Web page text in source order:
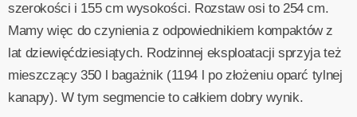
szerokości i 155 cm wysokości. Rozstaw osi to 254 cm.
Mamy więc do czynienia z odpowiednikiem kompaktów z
lat dziewięćdziesiątych. Rodzinnej eksploatacji sprzyja też
mieszczący 350 l bagażnik (1194 l po złożeniu oparć tylnej
kanapy). W tym segmencie to całkiem dobry wynik.